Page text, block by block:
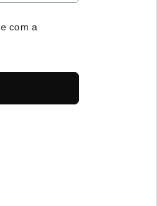
e com a